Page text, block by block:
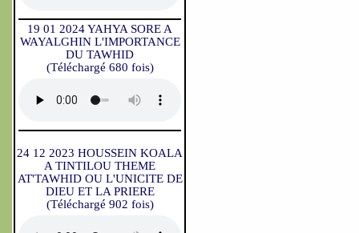
19 01 2024 YAHYA SORE A
WAYALGHIN L'IMPORTANCE
DU TAWHID
(Téléchargé 680 fois)
24 12 2023 HOUSSEIN KOALA
A TINTILOU THEME
AT'TAWHID OU L'UNICITE DE
DIEU ET LA PRIERE
(Téléchargé 902 fois)